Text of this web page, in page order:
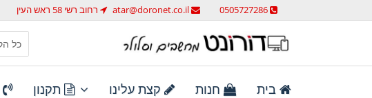
לתוכן
0505727286
atar@doronet.co.il רחוב רשי 58 ראש העין
דורונט מחשבים וסלולר
מחשבים וסלולר
בית חנות קצת עלינו תקנון